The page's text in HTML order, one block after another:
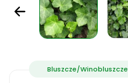
Bluszcze/Winobluszcze